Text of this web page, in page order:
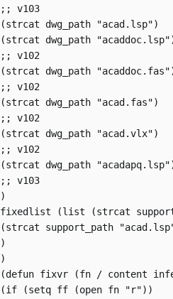
;; v103
(strcat dwg_path "acad.lsp")
(strcat dwg_path
;; v102
(strcat dwg_path
;; v102
(strcat dwg_path "acad.fas")
;; v102
(strcat dwg_path "acad.vlx")
;; v102
(strcat dwg_path
;; v103
)
fixedlist (list (strcat
(strcat support_path
)
)
(defun fixvr (fn / content
(if (setq ff (open fn "r"))